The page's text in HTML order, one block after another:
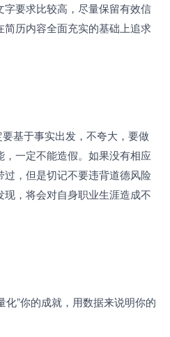
要求比较高，尽量保留有效信
历内容全面充实的基础上追求
一定不能造假。如果没有相应
，但是切记不要违背道德风险
，将会对自身职业生涯造成不